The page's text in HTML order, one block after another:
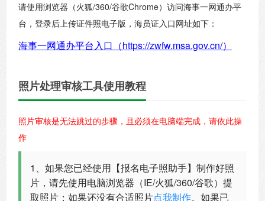
请使用浏览器（火狐/360/谷歌Chrome）访问海事一网通办平
台，登录后上传证件照电子版，海员证入口网址如下：
海事一网通办平台入口（https://zwfw.msa.gov.cn/）
照片处理审核工具使用教程
照片审核是无法跳过的步骤，且必须在电脑端完成，请依此操
作
1、如果您已经使用【报名电子照助手】制作好照
片，请先使用电脑浏览器（IE/火狐/360/谷歌）提
取照片；如果还没有合适照片点我制作。如果已